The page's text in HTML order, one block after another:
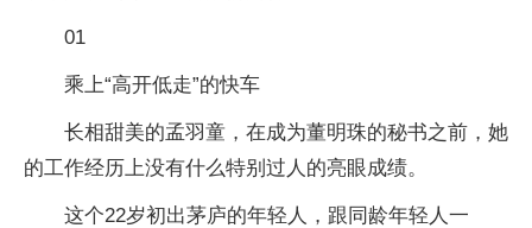
01
乘上“高开低走”的快车
长相甜美的孟羽童，在成为董明珠的秘书之前，她
的工作经历上没有什么特别过人的亮眼成绩。
这个22岁初出茅庐的年轻人，跟同龄年轻人一